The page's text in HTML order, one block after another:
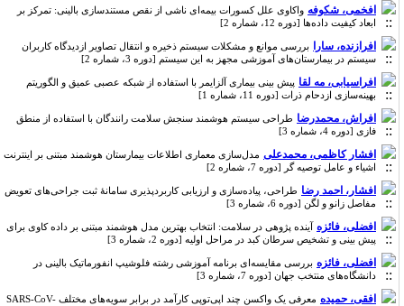
افخمی، شکوفه واکاوی علل کسورات بیمه‌ای ناشی از نقص مستندسازی بالینی: تمرکز بر
ابعاد کیفیت داده‌ها [دوره 12، شماره 2]
افرازنده، سارا
بررسی موانع و مشکلات سیستم ذخیره و انتقال تصاویر ازدیدگاه کاربران
سیستم در بیمارستان‌های آموزشی مجهز به این سیستم [دوره 3، شماره 2]
افراسیابی، مه لقا پیش بینی بیماری آلزایمر با استفاده از شبکه عصبی عمیق و الگوریتم
بهینه‌سازی ازدحام ذرات [دوره 11، شماره 1]
افراش، محمدرضا طراحی سیستم هوشمند سنجش سلامت رانندگان با استفاده از منطق
فازی [دوره 4، شماره 3]
افشار کاظمی، محمدعلی مدل‌سازی معماری اطلاعات بیمارستان هوشمند مبتنی بر اینترنت
اشیاء و عامل توصیه‌ گر [دوره 7، شماره 2]
افشار، احمد رضا طراحی، پیاده‌سازی و ارزیابی کاربردپذیری سامانۀ ثبت جراحی‌های تعویض
مفاصل زانو و لگن [دوره 6، شماره 3]
افضلی، فائزه آینده پژوهی در سلامت: انتخاب بهترین مدل هوشمند مبتنی بر داده کاوی برای
پیش بینی و تشخیص سرطان کبد در مراحل اولیه [دوره 2، شماره 3]
افضلی، فائزه بررسی مقایسه‌ای برنامه آموزشی رشته فلوشیپ انفورماتیک بالینی در
دانشگاه‌‌های منتخب جهان [دوره 7، شماره 3]
افقی، حمیده
معرفی یک واکسن چند اپی‌توپی کارآمد در برابر سویه‌های مختلف SARS-CoV-